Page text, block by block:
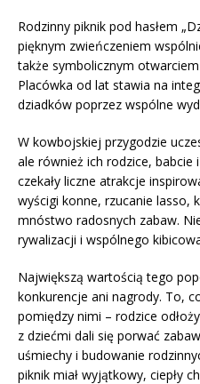
Rodzinny piknik pod hasłem
pięknym zwieńczeniem
także symbolicznym
Placówka od lat stawia na
dziadków poprzez wspólne
W kowbojskiej przygodzie
ale również ich rodzice, babcie
czekały liczne atrakcje
wyścigi konne, rzucanie lasso,
mnóstwo radosnych zabaw.
rywalizacji i wspólnego
Największą wartością tego
konkurencje ani nagrody. To,
pomiędzy nimi – rodzice
z dziećmi dali się porwać
uśmiechy i budowanie
piknik miał wyjątkowy, ciepły